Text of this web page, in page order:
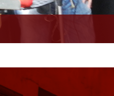
del mejor
y sus